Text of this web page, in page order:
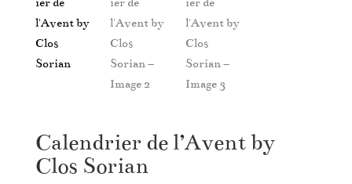
Calendrier de l’Avent by
Clos Sorian